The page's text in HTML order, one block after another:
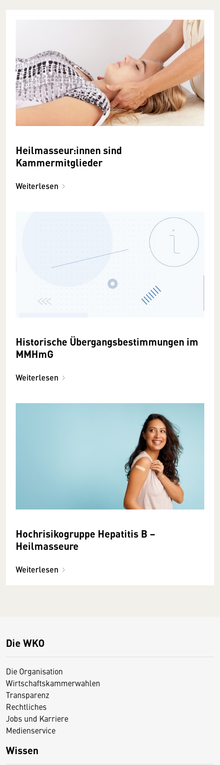
Heilmasseur:innen sind
Kammermitglieder
Weiterlesen
Historische Übergangsbestimmungen im
MMHmG
Weiterlesen
Hochrisikogruppe Hepatitis B –
Heilmasseure
Weiterlesen
Die WKO
Die Organisation
Wirtschaftskammerwahlen
Transparenz
Rechtliches
Jobs und Karriere
Medienservice
Wissen